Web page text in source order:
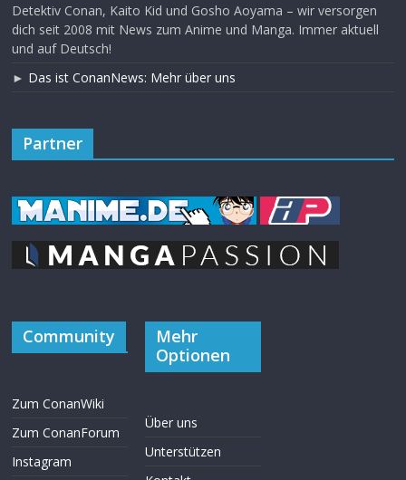
Detektiv Conan, Kaito Kid und Gosho Aoyama – wir versorgen
dich seit 2008 mit News zum Anime und Manga. Immer aktuell
und auf Deutsch!
► Das ist ConanNews: Mehr über uns
Partner
Community
Zum ConanWiki
Zum ConanForum
Instagram
Mehr
Optionen
Über uns
Unterstützen